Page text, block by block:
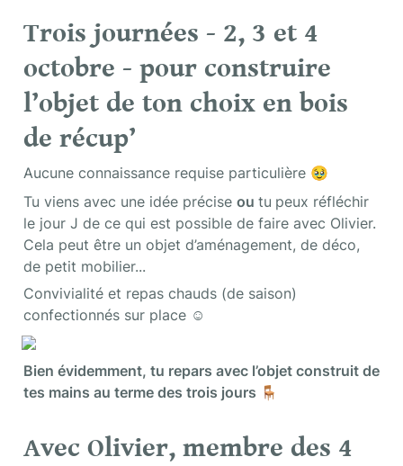
Trois journées - 2, 3 et 4
octobre - pour construire
l’objet de ton choix en bois
de récup’
Aucune connaissance requise particulière 🥹
Tu viens avec une idée précise ou tu peux réfléchir
le jour J de ce qui est possible de faire avec Olivier.
Cela peut être un objet d’aménagement, de déco,
de petit mobilier...
Convivialité et repas chauds (de saison)
confectionnés sur place ☺️
Bien évidemment, tu repars avec l’objet construit de
tes mains au terme des trois jours 🪑
Avec Olivier, membre des 4